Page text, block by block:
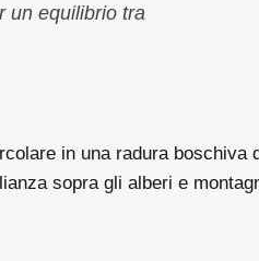
un equilibrio tra